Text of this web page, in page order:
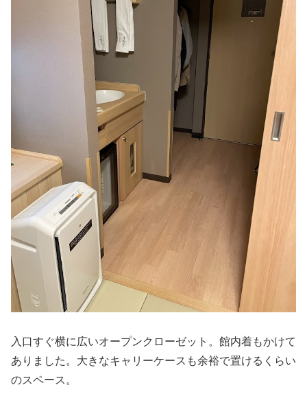
入口すぐ横に広いオープンクローゼット。館内着もかけて
ありました。大きなキャリーケースも余裕で置けるくらい
のスペース。